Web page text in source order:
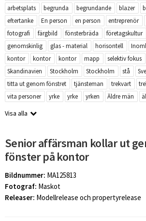
arbetsplats
begrunda begrundande blazer
eftertanke
En person en person entreprenör
fotografi
färgbild fönsterbräda företagskultur
genomskinlig
glas - material horisontell
kontor
kontor kontor mapp selektiv fokus
Skandinavien
Stockholm Stockholm stå
titta ut genom fönstret
tjänsteman trekvart
vita personer
yrke yrke yrken Äldre män
Visa alla
Senior affärsman kollar ut
fönster på kontor
Bildnummer: MA125813
Fotograf: Maskot
Releaser: Modellrelease och propertyrelease